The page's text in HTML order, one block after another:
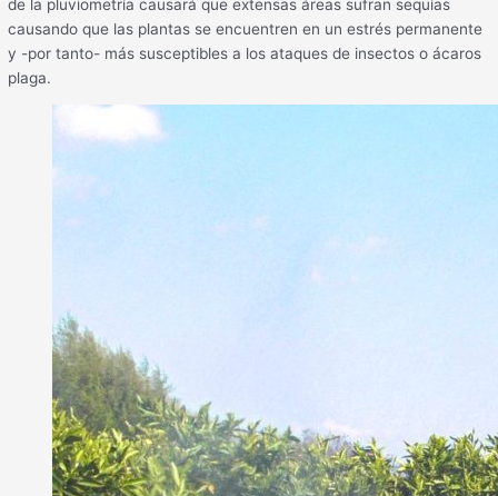
de la pluviometría causará que extensas áreas sufran sequías
causando que las plantas se encuentren en un estrés permanente
y -por tanto- más susceptibles a los ataques de insectos o ácaros
plaga.